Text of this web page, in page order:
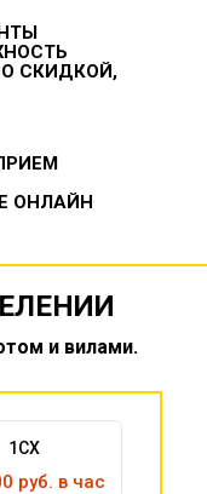
СКИДКОЙ,
ОНЛАЙН
и вилами.
1CX
руб. в час